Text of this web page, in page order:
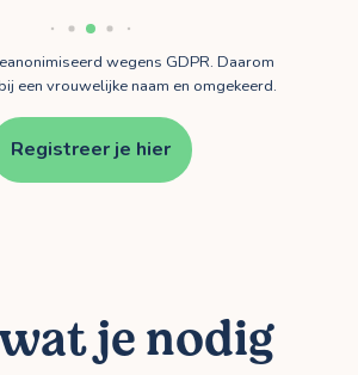
wegens GDPR. Daarom
een vrouwelijke naam en omgekeerd.
Registreer je hier
je nodig